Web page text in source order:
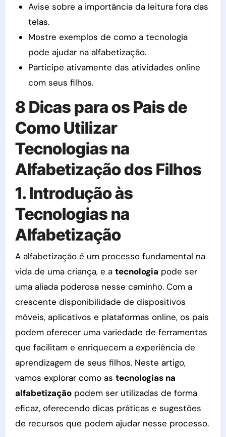
Avise sobre a importância da leitura fora das
telas.
Mostre exemplos de como a tecnologia
pode ajudar na alfabetização.
Participe ativamente das atividades online
com seus filhos.
8 Dicas para os Pais de
Como Utilizar
Tecnologias na
Alfabetização dos Filhos
1. Introdução às
Tecnologias na
Alfabetização
A alfabetização é um processo fundamental na
vida de uma criança, e a tecnologia pode ser
uma aliada poderosa nesse caminho. Com a
crescente disponibilidade de dispositivos
móveis, aplicativos e plataformas online, os pais
podem oferecer uma variedade de ferramentas
que facilitam e enriquecem a experiência de
aprendizagem de seus filhos. Neste artigo,
vamos explorar como as tecnologias na
alfabetizaçãopodem ser utilizadas de forma
eficaz, oferecendo dicas práticas e sugestões
de recursos que podem ajudar nesse processo.